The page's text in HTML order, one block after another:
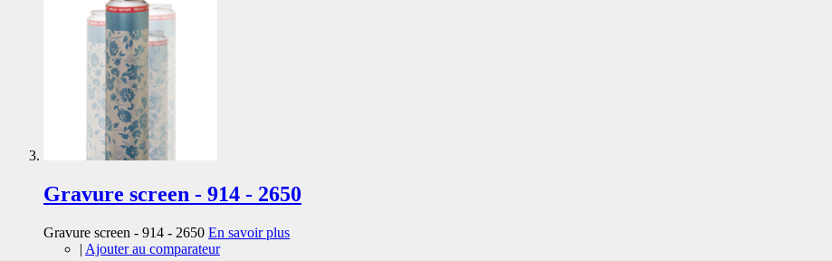
Gravure screen - 914 - 2650
Gravure screen - 914 - 2650 En savoir plus
| Ajouter au comparateur